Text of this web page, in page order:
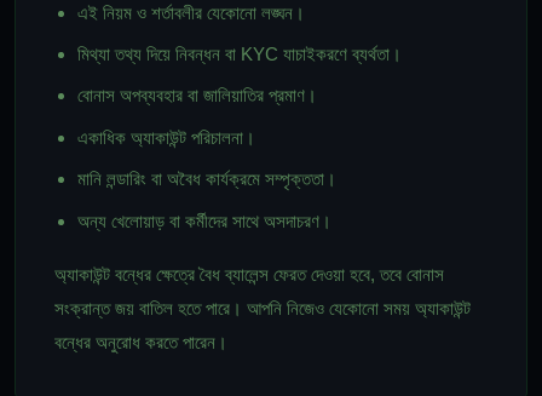
এই নিয়ম ও শর্তাবলীর যেকোনো লঙ্ঘন।
মিথ্যা তথ্য দিয়ে নিবন্ধন বা KYC যাচাইকরণে ব্যর্থতা।
বোনাস অপব্যবহার বা জালিয়াতির প্রমাণ।
একাধিক অ্যাকাউন্ট পরিচালনা।
মানি লন্ডারিং বা অবৈধ কার্যক্রমে সম্পৃক্ততা।
অন্য খেলোয়াড় বা কর্মীদের সাথে অসদাচরণ।
অ্যাকাউন্ট বন্ধের ক্ষেত্রে বৈধ ব্যালেন্স ফেরত দেওয়া হবে, তবে বোনাস
সংক্রান্ত জয় বাতিল হতে পারে। আপনি নিজেও যেকোনো সময় অ্যাকাউন্ট
বন্ধের অনুরোধ করতে পারেন।